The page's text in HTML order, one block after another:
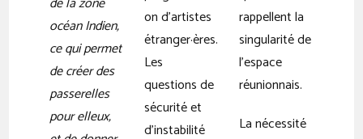
océan Indien,
ce qui permet
de créer des
passerelles
pour elleux,
on d’artistes
étranger·ères.
Les
questions de
sécurité et
d’instabilité
rappellent la
singularité de
l’espace
réunionnais.
La nécessité